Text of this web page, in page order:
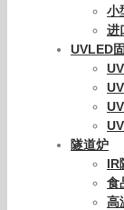
小
进
UVLED
隧道炉
IR
食
高